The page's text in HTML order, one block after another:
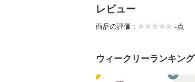
レビュー
商品の評価： -点
ウィークリーランキング
1 2